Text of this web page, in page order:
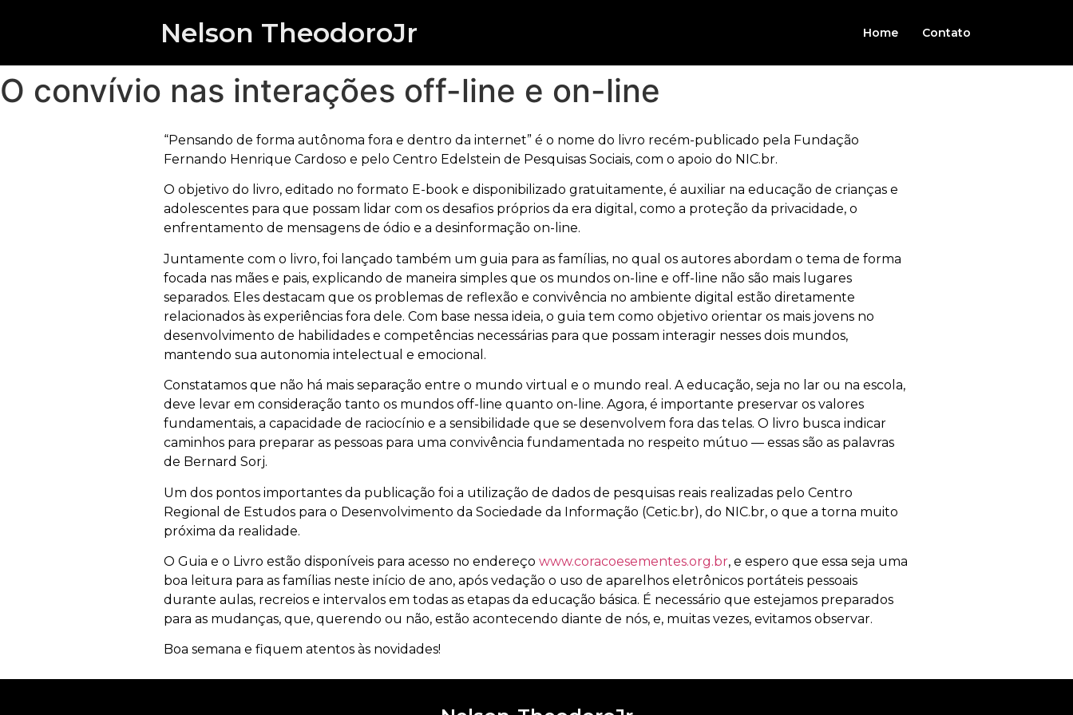
Nelson TheodoroJr Home Contato
O convívio nas interações off-line e on-line
“Pensando de forma autônoma fora e dentro da internet” é o nome do livro recém-publicado pela Fundação
Fernando Henrique Cardoso e pelo Centro Edelstein de Pesquisas Sociais, com o apoio do NIC.br.
O objetivo do livro, editado no formato E-book e disponibilizado gratuitamente, é auxiliar na educação de crianças e
adolescentes para que possam lidar com os desafios próprios da era digital, como a proteção da privacidade, o
enfrentamento de mensagens de ódio e a desinformação on-line.
Juntamente com o livro, foi lançado também um guia para as famílias, no qual os autores abordam o tema de forma
focada nas mães e pais, explicando de maneira simples que os mundos on-line e off-line não são mais lugares
separados. Eles destacam que os problemas de reflexão e convivência no ambiente digital estão diretamente
relacionados às experiências fora dele. Com base nessa ideia, o guia tem como objetivo orientar os mais jovens no
desenvolvimento de habilidades e competências necessárias para que possam interagir nesses dois mundos,
mantendo sua autonomia intelectual e emocional.
Constatamos que não há mais separação entre o mundo virtual e o mundo real. A educação, seja no lar ou na escola,
deve levar em consideração tanto os mundos off-line quanto on-line. Agora, é importante preservar os valores
fundamentais, a capacidade de raciocínio e a sensibilidade que se desenvolvem fora das telas. O livro busca indicar
caminhos para preparar as pessoas para uma convivência fundamentada no respeito mútuo — essas são as palavras
de Bernard Sorj.
Um dos pontos importantes da publicação foi a utilização de dados de pesquisas reais realizadas pelo Centro
Regional de Estudos para o Desenvolvimento da Sociedade da Informação (Cetic.br), do NIC.br, o que a torna muito
próxima da realidade.
O Guia e o Livro estão disponíveis para acesso no endereço www.coracoesementes.org.br, e espero que essa seja uma
boa leitura para as famílias neste início de ano, após vedação o uso de aparelhos eletrônicos portáteis pessoais
durante aulas, recreios e intervalos em todas as etapas da educação básica. É necessário que estejamos preparados
para as mudanças, que, querendo ou não, estão acontecendo diante de nós, e, muitas vezes, evitamos observar.
Boa semana e fiquem atentos às novidades!